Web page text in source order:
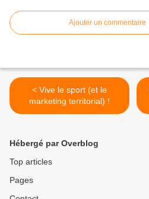
Ajouter un commentaire
< Vive le sport (et le
marketing territorial) !
Hébergé par Overblog
Top articles
Pages